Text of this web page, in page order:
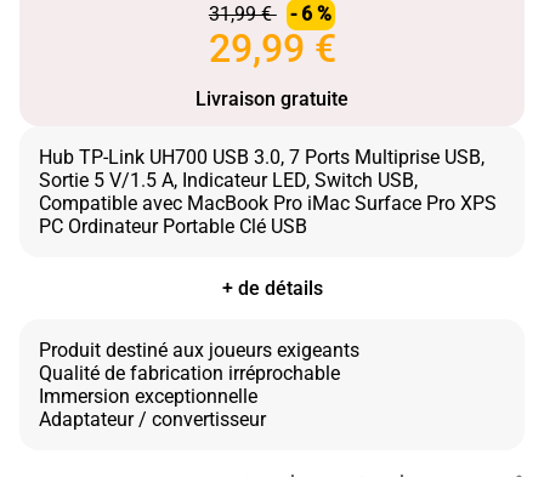
31,99 € - 6 %
29,99 €
Livraison gratuite
Hub TP-Link UH700 USB 3.0, 7 Ports Multiprise USB,
Sortie 5 V/1.5 A, Indicateur LED, Switch USB,
Compatible avec MacBook Pro iMac Surface Pro XPS
+ de détails
Produit destiné aux joueurs exigeants
Qualité de fabrication irréprochable
Immersion exceptionnelle